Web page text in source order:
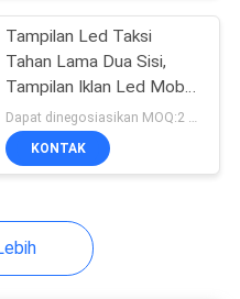
SMD
luar
Tampilan Led Taksi
Tahan Lama Dua Sisi,
Tampilan Iklan Led Mobil
P5
Dapat dinegosiasikan MOQ:2 buah
KONTAK